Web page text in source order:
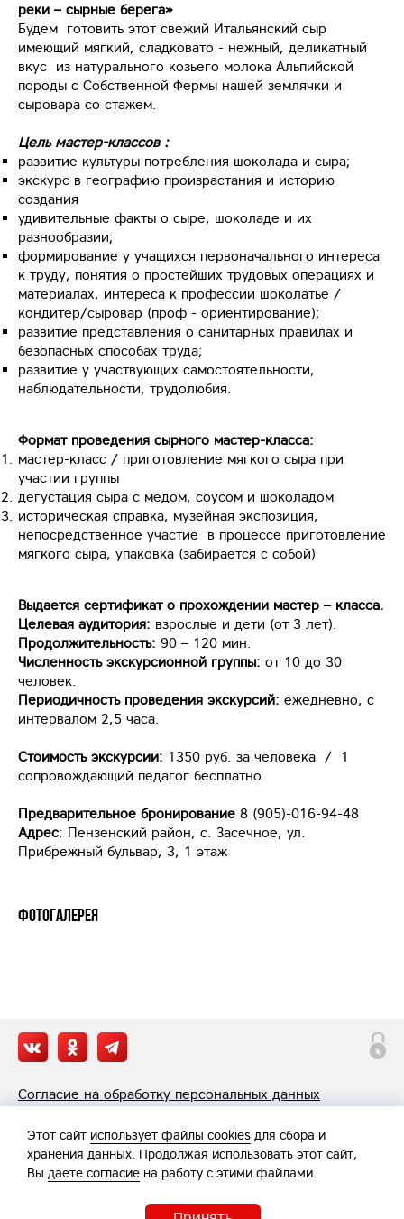
реки – сырные берега»
Будем готовить этот свежий Итальянский сыр
имеющий мягкий, сладковато - нежный, деликатный
вкус из натурального козьего молока Альпийской
породы с Собственной Фермы нашей землячки и
сыровара со стажем.
Цель мастер-классов:
развитие культуры потребления шоколада и сыра;
экскурс в географию произрастания и историю
создания
удивительные факты о сыре, шоколаде и их
разнообразии;
формирование у учащихся первоначального интереса
к труду, понятия о простейших трудовых операциях и
материалах, интереса к профессии шоколатье /
кондитер/сыровар (проф - ориентирование);
развитие представления о санитарных правилах и
безопасных способах труда;
развитие у участвующих самостоятельности,
наблюдательности, трудолюбия.
Формат проведения сырного мастер-класса:
мастер-класс / приготовление мягкого сыра при
участии группы
дегустация сыра с медом, соусом и шоколадом
историческая справка, музейная экспозиция,
непосредственное участие в процессе приготовление
мягкого сыра, упаковка (забирается с собой)
Выдается сертификат о прохождении мастер – класса.
Целевая аудитория: взрослые и дети (от 3 лет).
Продолжительность: 90 – 120 мин.
Численность экскурсионной группы: от 10 до 30
человек.
Периодичность проведения экскурсий: ежедневно, с
интервалом 2,5 часа.
Стоимость экскурсии: 1350 руб. за человека / 1
сопровождающий педагог бесплатно
Предварительное бронирование 8 (905)-016-94-48
Адрес: Пензенский район, с. Засечное, ул.
Прибрежный бульвар, 3, 1 этаж
Фотогалерея
Согласие на обработку персональных данных
Этот сайт использует файлы cookies для сбора и
хранения данных. Продолжая использовать этот сайт,
Вы даете согласие на работу с этими файлами.